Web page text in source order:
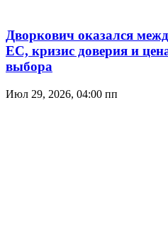
Дворкович оказался
ЕС, кризис доверия и
выбора
Июл 29, 2026, 04:00 пп